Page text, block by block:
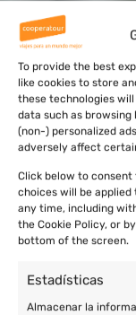
To provide the best
like cookies to store
these technologies
data such as browsing
(non-) personalized
adversely affect
Click below to
choices will be
any time, including
the Cookie Policy, or
bottom of the screen.
Estadísticas
Almacenar la